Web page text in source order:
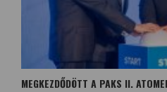
MEGKEZDŐDÖTT A PAKS II.